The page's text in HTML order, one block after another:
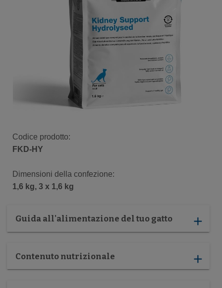
Codice prodotto:
FKD-HY
Dimensioni della confezione:
1,6 kg, 3 x 1,6 kg
Guida all'alimentazione del tuo gatto add
Contenuto nutrizionale add